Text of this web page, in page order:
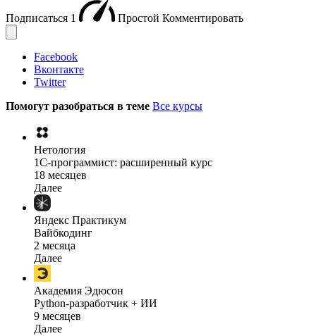
Подписаться 1 Простой Комментировать
Facebook
Вконтакте
Twitter
Помогут разобраться в теме Все курсы
Нетология
1C-программист: расширенный курс
18 месяцев
Далее
Яндекс Практикум
Вайбкодинг
2 месяца
Далее
Академия Эдюсон
Python-разработчик + ИИ
9 месяцев
Далее